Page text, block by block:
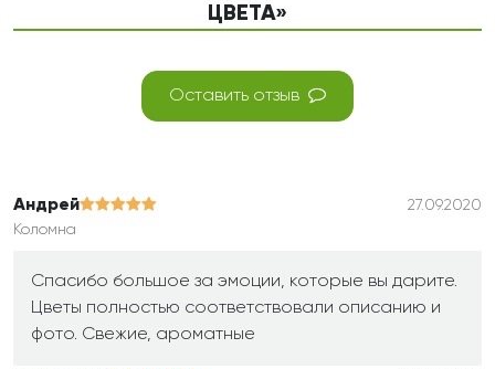
ЦВЕТА»
Оставить отзыв
Андрей
27.09.2020
Коломна
Спасибо большое за эмоции, которые вы дарите.
Цветы полностью соответствовали описанию и
фото. Свежие, ароматные